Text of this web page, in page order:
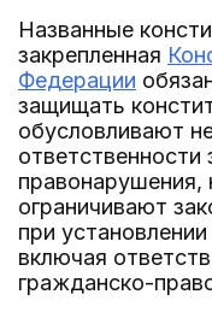
Названные
закрепленная
Федерации
защищать
обусловливают
правонарушения,
ограничивают
при
включая
гражданско-